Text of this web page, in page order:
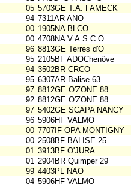
05 5703GE T.A. FAMECK
94 7311AR ANO
00 1905NA BLCO
00 4708NA V.A.S.C.O.
96 8813GE Terres d'O
95 2105BF ADOChenôve
94 3502BR CRCO
95 6307AR Balise 63
97 8812GE O'ZONE 88
92 8812GE O'ZONE 88
97 5402GE SCAPA NANCY
96 5906HF VALMO
00 7707IF OPA MONTIGNY
00 2508BF BALISE 25
01 3913BF O'JURA
01 2904BR Quimper 29
99 4403PL NAO
04 5906HF VALMO